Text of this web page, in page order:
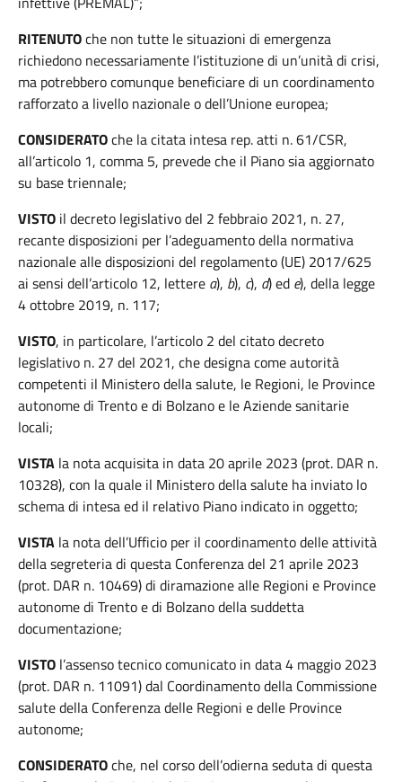
RITENUTOche non tutte le situazioni di emergenza
richiedono necessariamente l’istituzione di un’unità di crisi,
ma potrebbero comunque beneficiare di un coordinamento
rafforzato a livello nazionale o dell’Unione europea;
CONSIDERATOche la citata intesa rep. atti n. 61/CSR,
all’articolo 1, comma 5, prevede che il Piano sia aggiornato
su base triennale;
VISTO il decreto legislativo del 2 febbraio 2021, n. 27,
recante disposizioni per l’adeguamento della normativa
nazionale alle disposizioni del regolamento (UE) 2017/625
ai sensi dell’articolo 12, lettere a), b), c), d) ed e), della legge
4 ottobre 2019, n. 117;
VISTO, in particolare, l’articolo 2 del citato decreto
legislativo n. 27 del 2021, che designa come autorità
competenti il Ministero della salute, le Regioni, le Province
autonome di Trento e di Bolzano e le Aziende sanitarie
locali;
VISTA la nota acquisita in data 20 aprile 2023 (prot. DAR n.
10328), con la quale il Ministero della salute ha inviato lo
schema di intesa ed il relativo Piano indicato in oggetto;
VISTA la nota dell’Ufficio per il coordinamento delle attività
della segreteria di questa Conferenza del 21 aprile 2023
(prot. DAR n. 10469) di diramazione alle Regioni e Province
autonome di Trento e di Bolzano della suddetta
documentazione;
VISTO l’assenso tecnico comunicato in data 4 maggio 2023
(prot. DAR n. 11091) dal Coordinamento della Commissione
salute della Conferenza delle Regioni e delle Province
autonome;
CONSIDERATOche, nel corso dell’odierna seduta di questa